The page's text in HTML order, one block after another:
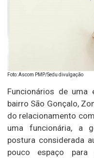
Foto: Ascom PMP/Sedu divulgação
Funcionários de uma
bairro São Gonçalo,
do relacionamento
uma funcionária, a
postura considerada
pouco espaço